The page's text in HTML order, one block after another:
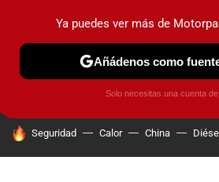
PRUEBAS COCHES ELÉCTRICOS
HOY SE HABLA DE
Seguridad Calor China Diésel
Ya puedes ver más de
Añádenos como
Solo necesitas una cuenta